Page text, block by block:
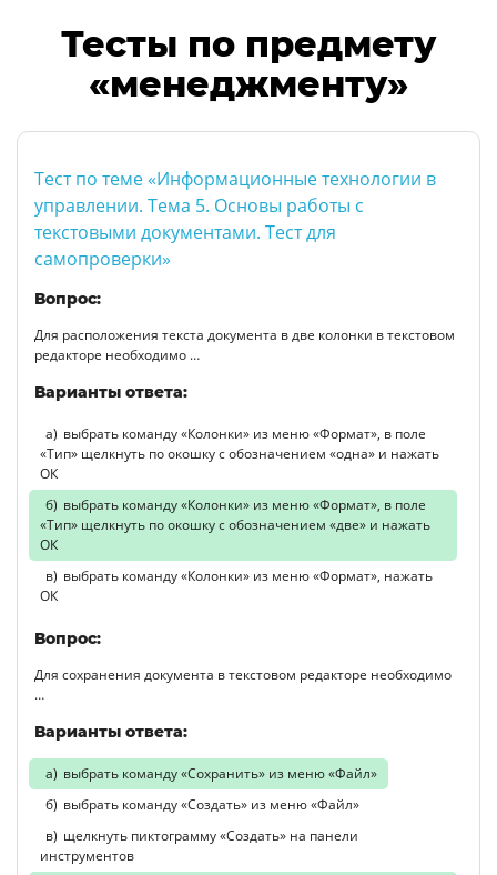
Тесты по предмету
«менеджменту»
Тест по теме «Информационные технологии в
управлении. Тема 5. Основы работы с
текстовыми документами. Тест для
самопроверки»
Вопрос:
Для расположения текста документа в две колонки в текстовом
редакторе необходимо …
Варианты ответа:
выбрать команду «Колонки» из меню «Формат», в поле
«Тип» щелкнуть по окошку с обозначением «одна» и нажать
ОК
выбрать команду «Колонки» из меню «Формат», в поле
«Тип» щелкнуть по окошку с обозначением «две» и нажать
ОК
выбрать команду «Колонки» из меню «Формат», нажать
ОК
Вопрос:
Для сохранения документа в текстовом редакторе необходимо
…
Варианты ответа:
выбрать команду «Сохранить» из меню «Файл»
выбрать команду «Создать» из меню «Файл»
щелкнуть пиктограмму «Создать» на панели
инструментов